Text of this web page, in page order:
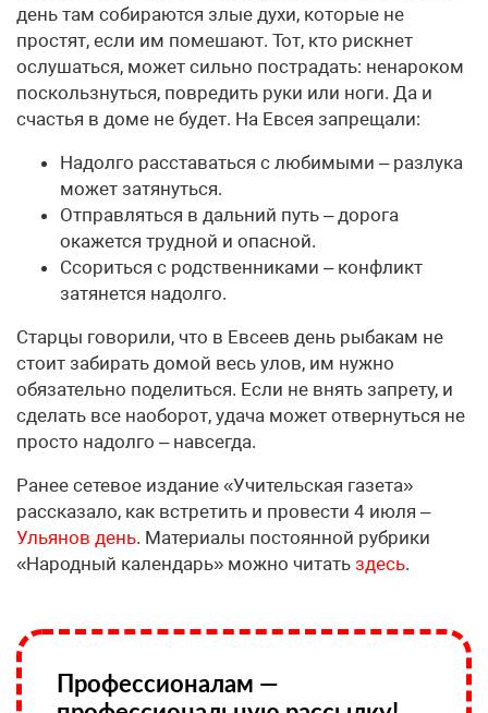
день там собираются злые духи, которые не
простят, если им помешают. Тот, кто рискнет
ослушаться, может сильно пострадать: ненароком
поскользнуться, повредить руки или ноги. Да и
счастья в доме не будет. На Евсея запрещали:
Надолго расставаться с любимыми – разлука
может затянуться.
Отправляться в дальний путь – дорога
окажется трудной и опасной.
Ссориться с родственниками – конфликт
затянется надолго.
Старцы говорили, что в Евсеев день рыбакам не
стоит забирать домой весь улов, им нужно
обязательно поделиться. Если не внять запрету, и
сделать все наоборот, удача может отвернуться не
просто надолго – навсегда.
Ранее сетевое издание «Учительская газета»
рассказало, как встретить и провести 4 июля –
Ульянов день. Материалы постоянной рубрики
«Народный календарь» можно читать здесь.
Профессионалам —